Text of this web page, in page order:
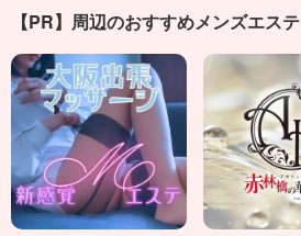
【PR】周辺のおすすめメンズエステ